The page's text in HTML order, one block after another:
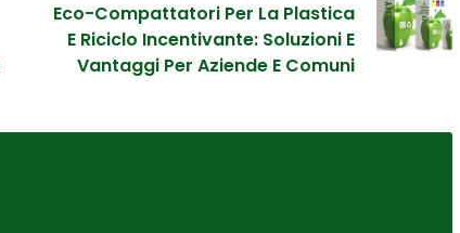
Eco-Compattatori Per La Plastica
E Riciclo Incentivante: Soluzioni E
Vantaggi Per Aziende E Comuni